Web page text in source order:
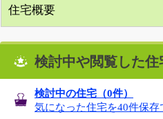
住宅概要
検討中や閲覧した住
検討中の住宅（0件）
気になった住宅を40件保存